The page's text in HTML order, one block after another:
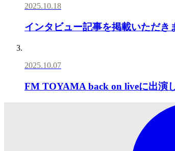
2025.10.18
インタビュー記事を掲載いただき
2025.10.07
FM TOYAMA back on liveに出演